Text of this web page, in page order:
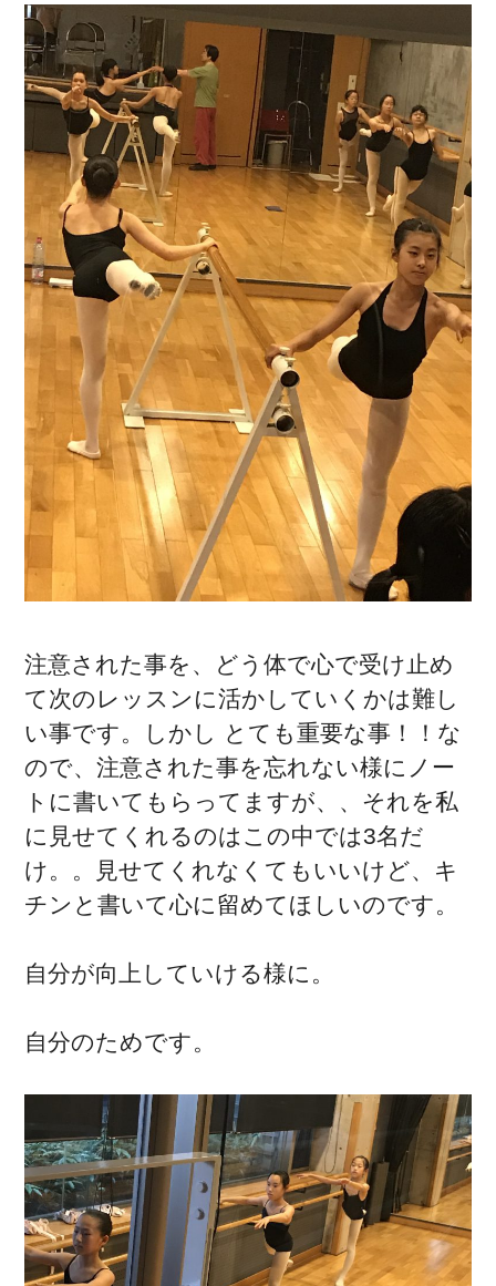
注意された事を、どう体で心で受け止め
て次のレッスンに活かしていくかは難し
い事です。しかし とても重要な事！！な
ので、注意された事を忘れない様にノー
トに書いてもらってますが、、それを私
に見せてくれるのはこの中では3名だ
け。。見せてくれなくてもいいけど、キ
チンと書いて心に留めてほしいのです。
自分が向上していける様に。
自分のためです。